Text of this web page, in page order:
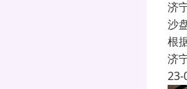
济
沙
根
济
23-